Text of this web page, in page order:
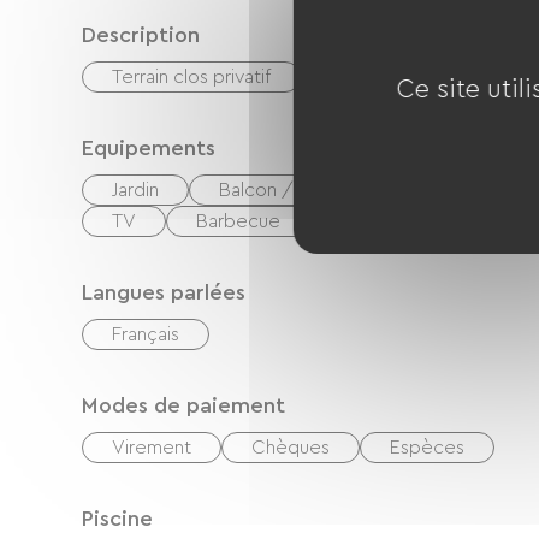
Description
Terrain clos privatif
Equipements
Jardin Balcon / terrasse
TV
Barbecue
Langues parlées
Français
Modes de paiement
Virement Chèques Espèces
Piscine
Ce site